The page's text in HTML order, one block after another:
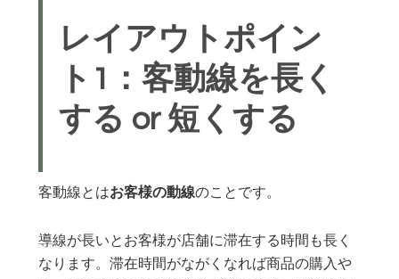
レイアウトポイン
ト1：客動線を長く
する or 短くする
客動線とはお客様の動線のことです。
導線が長いとお客様が店舗に滞在する時間も長く
なります。滞在時間がながくなれば商品の購入や